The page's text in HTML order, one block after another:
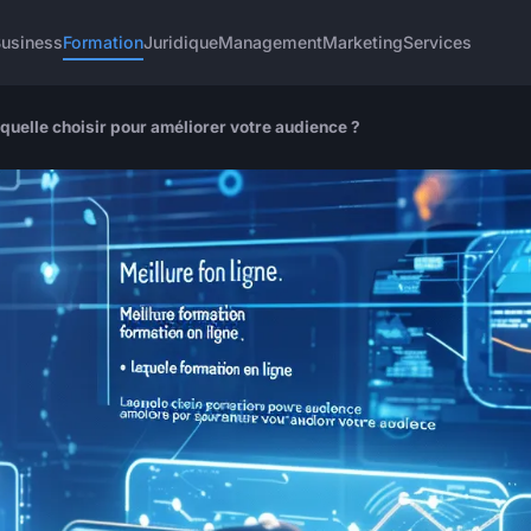
FormationJuridiqueManagementMarketingServices
choisir pour améliorer votre audience ?